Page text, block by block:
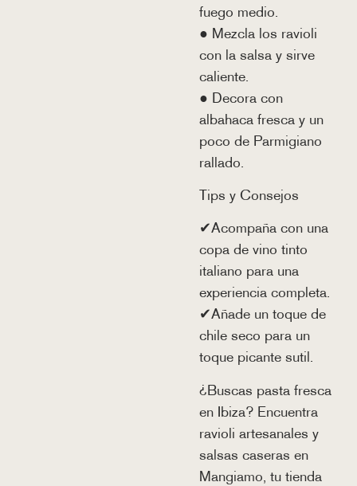
fuego medio.
● Mezcla los ravioli
con la salsa y sirve
caliente.
● Decora con
albahaca fresca y un
poco de Parmigiano
rallado.
Tips y Consejos
✔Acompaña con una
copa de vino tinto
italiano para una
experiencia completa.
✔Añade un toque de
chile seco para un
toque picante sutil.
¿Buscas pasta fresca
en Ibiza? Encuentra
ravioli artesanales y
salsas caseras en
Mangiamo, tu tienda